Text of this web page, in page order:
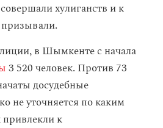
хулиганств и к
в Шымкенте с начала
3 520 человек. Против 73
досудебные
не уточняется по каким
привлекли к